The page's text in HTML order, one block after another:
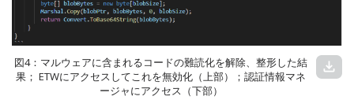
図4：マルウェアに含まれるコードの難読化を解除、整形した結
果； ETWにアクセスしてこれを無効化（上部）；認証情報マネ
ージャにアクセス（下部）
download